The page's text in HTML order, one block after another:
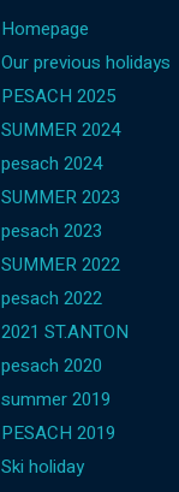
Homepage
Our previous holidays
PESACH 2025
SUMMER 2024
pesach 2024
SUMMER 2023
pesach 2023
SUMMER 2022
pesach 2022
2021 ST.ANTON
pesach 2020
summer 2019
PESACH 2019
Ski holiday